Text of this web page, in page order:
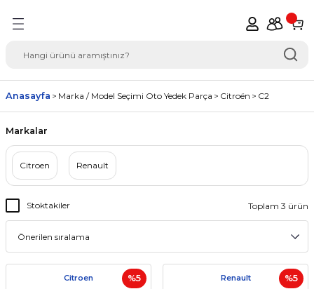
Seçimi Oto Yedek
Anasayfa Marka / Model Seçimi Oto Yedek Parça Citroën C2
Markalar
Citroen Renault
Stoktakiler Toplam 3 ürün
%5
Citroen %5
Renault